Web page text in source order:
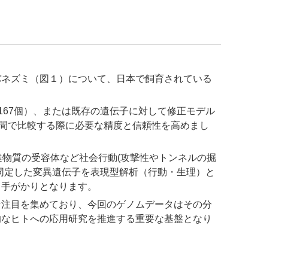
ズミ（図１）について、日本で飼育されている
個）、または既存の遺伝子に対して修正モデル
で比較する際に必要な精度と信頼性を高めまし
質の受容体など社会行動(攻撃性やトンネルの掘
した変異遺伝子を表現型解析（行動・生理）と
がかりとなります。
目を集めており、今回のゲノムデータはその分
ヒトへの応用研究を推進する重要な基盤となり